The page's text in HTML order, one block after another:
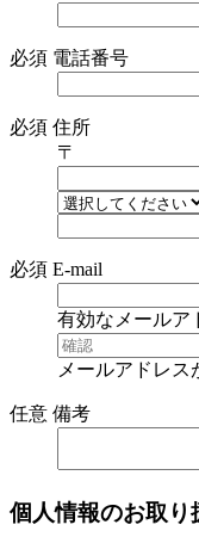
必須 電話番号
必須 住所
〒
必須 E-mail
有効なメールア
メールアドレス
任意 備考
個人情報のお取り